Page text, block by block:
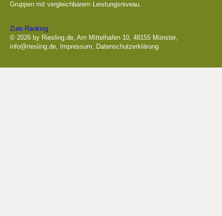
Gruppen mit vergleichbarem Leistungsniveau.
Zum Ranking
© 2026 by Riesling.de, Am Mittelhafen 10, 48155 Münster,
info@riesling.de, Impressum, Datenschutzerklärung